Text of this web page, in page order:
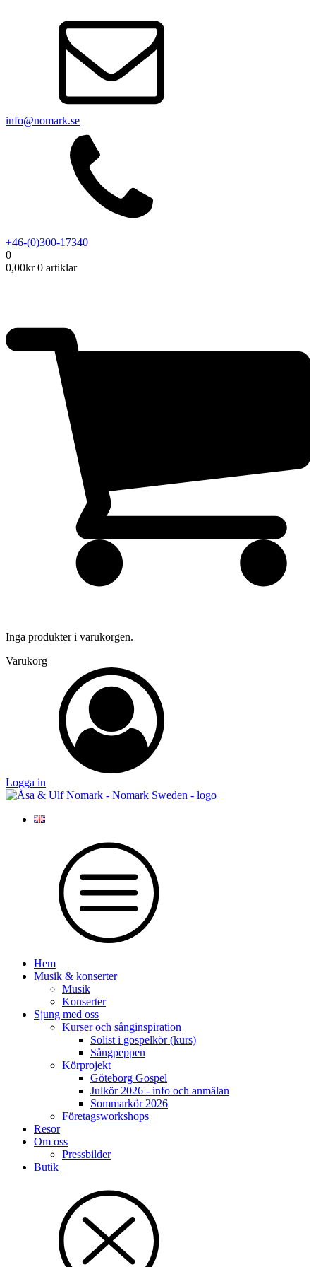
info@nomark.se
+46-(0)300-17340
0
0,00kr 0 artiklar
Inga produkter i varukorgen.
Varukorg
Logga in
Hem
Musik & konserter
Musik
Konserter
Sjung med oss
Kurser och sånginspiration
Solist i gospelkör (kurs)
Sångpeppen
Körprojekt
Göteborg Gospel
Julkör 2026 - info och anmälan
Sommarkör 2026
Företagsworkshops
Resor
Om oss
Pressbilder
Butik